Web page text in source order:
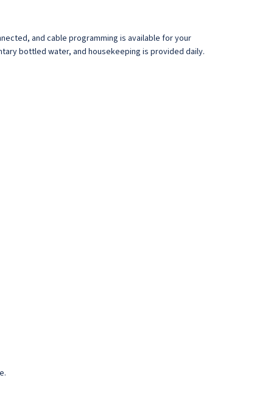
and cable programming is available for your
bottled water, and housekeeping is provided daily.